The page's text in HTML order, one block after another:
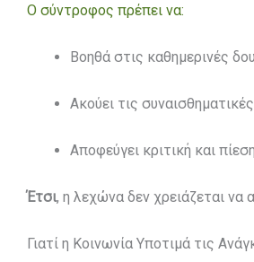
Ο σύντροφος πρέπει να:
Βοηθά στις καθημερινές
Ακούει τις
Αποφεύγει κριτική και πίεση
Έτσι, η λεχώνα δεν χρειάζεται να
Γιατί η Κοινωνία Υποτιμά τις